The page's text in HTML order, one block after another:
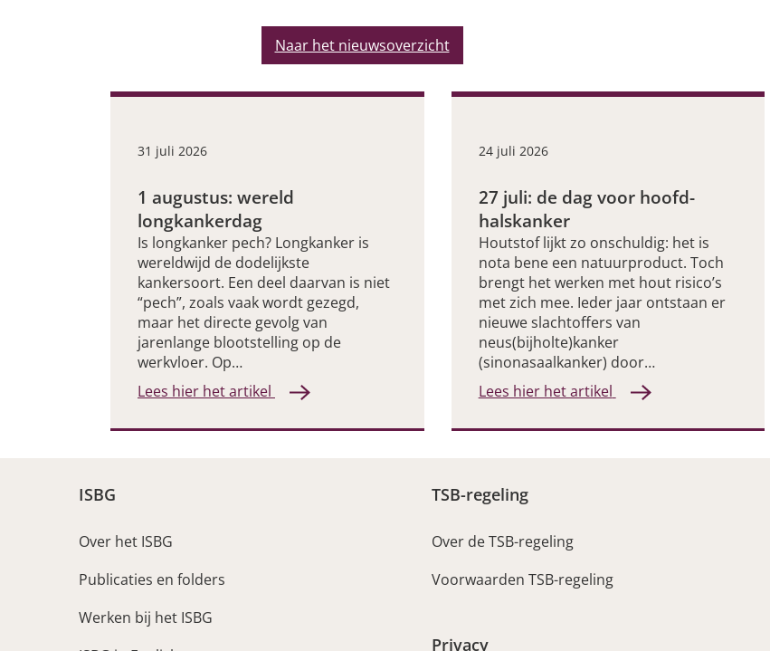
Naar het nieuwsoverzicht
31 juli 2026
1 augustus: wereld
longkankerdag
Is longkanker pech? Longkanker is
wereldwijd de dodelijkste
kankersoort. Een deel daarvan is niet
“pech”, zoals vaak wordt gezegd,
maar het directe gevolg van
jarenlange blootstelling op de
werkvloer. Op…
Lees hier het artikel
24 juli 2026
27 juli: de dag voor hoofd-
halskanker
Houtstof lijkt zo onschuldig: het is
nota bene een natuurproduct. Toch
brengt het werken met hout risico’s
met zich mee. Ieder jaar ontstaan er
nieuwe slachtoffers van
neus(bijholte)kanker
(sinonasaalkanker) door…
Lees hier het artikel
ISBG
Over het ISBG
Publicaties en folders
Werken bij het ISBG
TSB-regeling
Over de TSB-regeling
Voorwaarden TSB-regeling
Privacy